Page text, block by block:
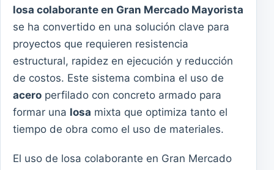
losa colaborante en Gran Mercado Mayorista
se ha convertido en una solución clave para
proyectos que requieren resistencia
estructural, rapidez en ejecución y reducción
de costos. Este sistema combina el uso de
acero perfilado con concreto armado para
formar una losa mixta que optimiza tanto el
tiempo de obra como el uso de materiales.
El uso de losa colaborante en Gran Mercado